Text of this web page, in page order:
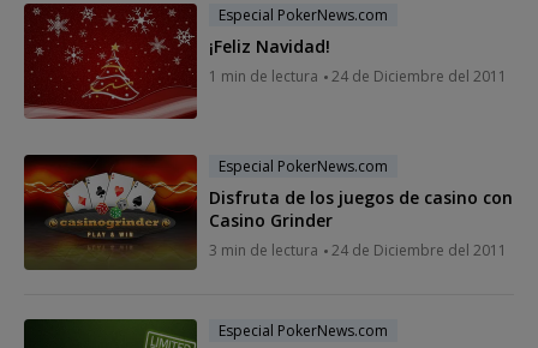
Especial PokerNews.com
¡Feliz Navidad!
1 min de lectura 24 de Diciembre del 2011
Especial PokerNews.com
Disfruta de los juegos de casino con
Casino Grinder
3 min de lectura 24 de Diciembre del 2011
Especial PokerNews.com